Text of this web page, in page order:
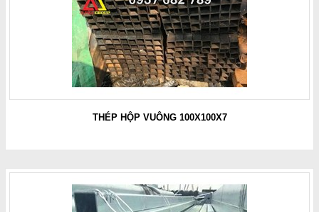
THÉP HỘP VUÔNG 100X100X7